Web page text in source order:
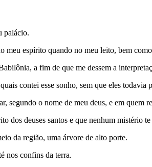
palácio.
meu espírito quando no meu leito, bem
a fim de que me dessem a
contei esse sonho, sem que eles todavia
o nome de meu deus, e em quem
dos deuses santos e que nenhum mistério
da região, uma árvore de alto porte.
nos confins da terra.